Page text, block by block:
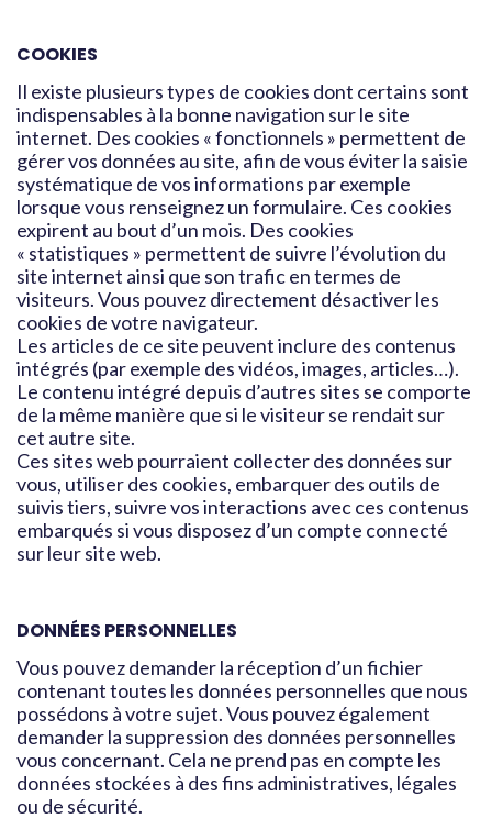
COOKIES
Il existe plusieurs types de cookies dont certains sont
indispensables à la bonne navigation sur le site
internet. Des cookies « fonctionnels » permettent de
gérer vos données au site, afin de vous éviter la saisie
systématique de vos informations par exemple
lorsque vous renseignez un formulaire. Ces cookies
expirent au bout d’un mois. Des cookies
« statistiques » permettent de suivre l’évolution du
site internet ainsi que son trafic en termes de
visiteurs. Vous pouvez directement désactiver les
cookies de votre navigateur.
Les articles de ce site peuvent inclure des contenus
intégrés (par exemple des vidéos, images, articles…).
Le contenu intégré depuis d’autres sites se comporte
de la même manière que si le visiteur se rendait sur
cet autre site.
Ces sites web pourraient collecter des données sur
vous, utiliser des cookies, embarquer des outils de
suivis tiers, suivre vos interactions avec ces contenus
embarqués si vous disposez d’un compte connecté
sur leur site web.
DONNÉES PERSONNELLES
Vous pouvez demander la réception d’un fichier
contenant toutes les données personnelles que nous
possédons à votre sujet. Vous pouvez également
demander la suppression des données personnelles
vous concernant. Cela ne prend pas en compte les
données stockées à des fins administratives, légales
ou de sécurité.